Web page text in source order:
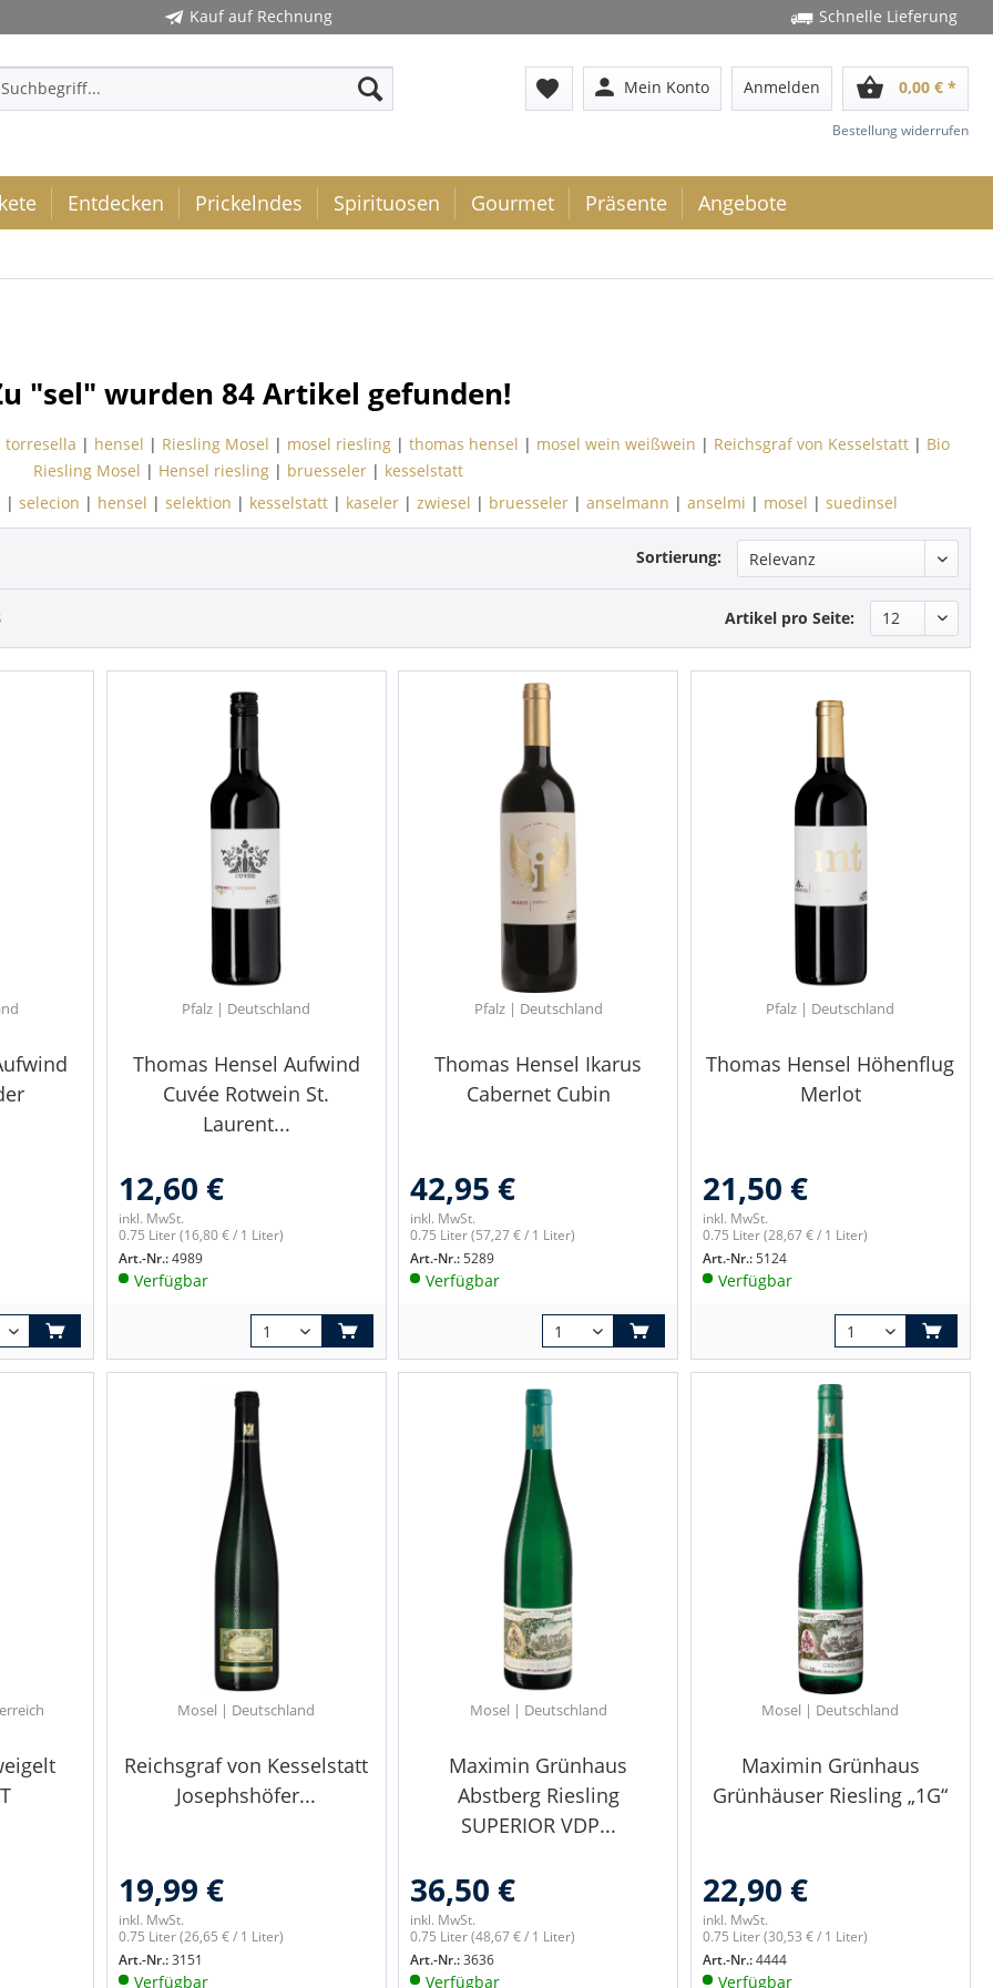
Kauf auf Rechnung Schnelle Lieferung
favorite person Mein Konto Anmelden shopping_basket 0,00 € *
Bestellung widerrufen
Entdecken Prickelndes Spirituosen Gourmet Präsente Angebote
"sel" wurden 84Artikel gefunden!
torresella | hensel | Riesling Mosel | mosel riesling | thomas hensel | mosel wein weißwein | Reichsgraf von Kesselstatt | Bio
Riesling Mosel | Hensel riesling | bruesseler | kesselstatt
| selecion | hensel | selektion | kesselstatt | kaseler | zwiesel | bruesseler | anselmann | anselmi | mosel | suedinsel
Sortierung:
Artikel pro Seite:
Pfalz | Deutschland
Thomas Hensel Aufwind
Cuvée Rotwein St.
Laurent...
12,60 €
inkl. MwSt.
0.75 Liter(16,80 € / 1 Liter)
Art.-Nr.:4989
Verfügbar
Pfalz | Deutschland
Thomas Hensel Ikarus
Cabernet Cubin
42,95 €
inkl. MwSt.
0.75 Liter(57,27 € / 1 Liter)
Art.-Nr.:5289
Verfügbar
Pfalz | Deutschland
Thomas Hensel Höhenflug
Merlot
21,50 €
inkl. MwSt.
0.75 Liter(28,67 € / 1 Liter)
Art.-Nr.:5124
Verfügbar
Mosel | Deutschland
Reichsgraf von Kesselstatt
Josephshöfer...
19,99 €
inkl. MwSt.
0.75 Liter(26,65 € / 1 Liter)
Art.-Nr.:3151
Verfügbar
Mosel | Deutschland
Maximin Grünhaus
Abstberg Riesling
SUPERIOR VDP...
36,50 €
inkl. MwSt.
0.75 Liter(48,67 € / 1 Liter)
Art.-Nr.:3636
Verfügbar
Mosel | Deutschland
Maximin Grünhaus
Grünhäuser Riesling „1G“
22,90 €
inkl. MwSt.
0.75 Liter(30,53 € / 1 Liter)
Art.-Nr.:4444
Verfügbar